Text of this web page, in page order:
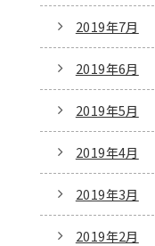
2019年7月
2019年6月
2019年5月
2019年4月
2019年3月
2019年2月